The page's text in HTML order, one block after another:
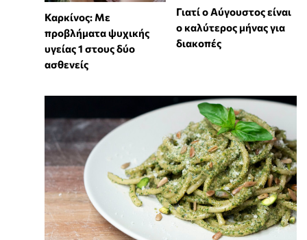
Καρκίνος: Με
προβλήματα ψυχικής
υγείας 1 στους δύο
ασθενείς
Γιατί ο Αύγουστος είναι
ο καλύτερος μήνας για
διακοπές